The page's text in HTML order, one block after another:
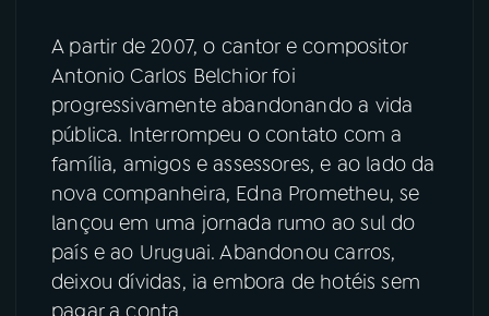
A partir de 2007, o cantor e compositor
Antonio Carlos Belchior foi
progressivamente abandonando a vida
pública. Interrompeu o contato com a
família, amigos e assessores, e ao lado da
nova companheira, Edna Prometheu, se
lançou em uma jornada rumo ao sul do
país e ao Uruguai. Abandonou carros,
deixou dívidas, ia embora de hotéis sem